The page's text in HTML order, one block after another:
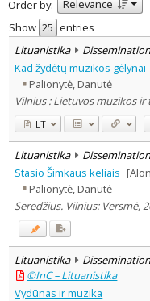
Scientific publications 6
Dissemination publications
Document Type:
Books & books parts 7
Journal articles 2
Subject area :
Arts 2
Musicology 7
Theatrology 1
Text language
Country of publication
Historical periods
Lithuanian place names
Subject
Journal
Order by:
Relevance
Show
entries
Lituanistika
Kad žydėtų muzikos gėlynai
Palionytė, Danutė
Vilnius : Lietuvos muzikos
LT
Lituanistika
Stasio Šimkaus keliais
Palionytė, Danutė
Seredžius. Vilnius: Versmė,
Lituanistika
©InC – Lituanistika
Vydūnas ir muzika